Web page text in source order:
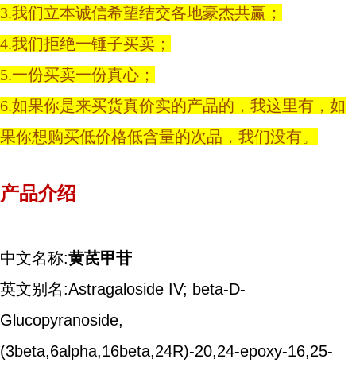
3.我们立本诚信希望结交各地豪杰共赢；
4.我们拒绝一锤子买卖；
5.一份买卖一份真心；
6.如果你是来买货真价实的产品的，我这里有，如
果你想购买低价格低含量的次品，我们没有。
产品介绍
中文名称:黄芪甲苷
英文别名:Astragaloside IV; beta-D-
Glucopyranoside,
(3beta,6alpha,16beta,24R)-20,24-epoxy-16,25-